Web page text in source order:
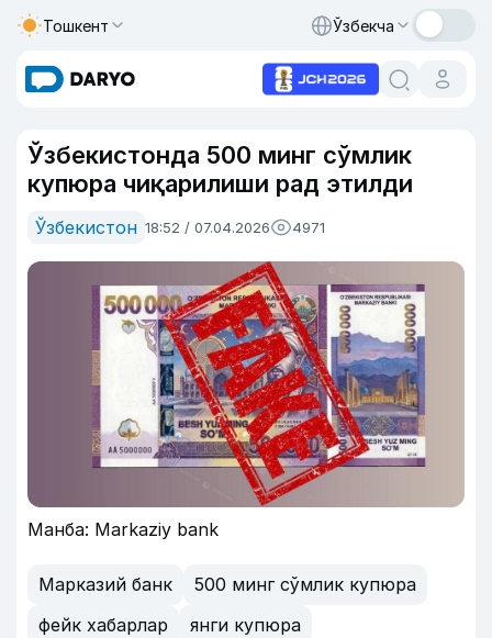
Тошкент Ўзбекча
Ўзбекистонда 500 минг сўмлик
купюра чиқарилиши рад этилди
Ўзбекистон 18:52 / 07.04.2026 4971
Манба: Markaziy bank
Марказий банк
500 минг сўмлик купюра
фейк хабарлар
янги купюра